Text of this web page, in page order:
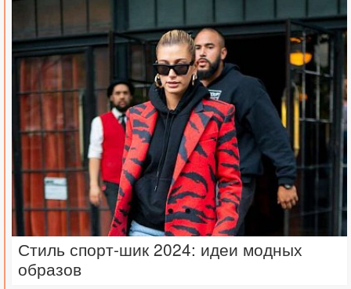
Стиль спорт-шик 2024: идеи модных
образов